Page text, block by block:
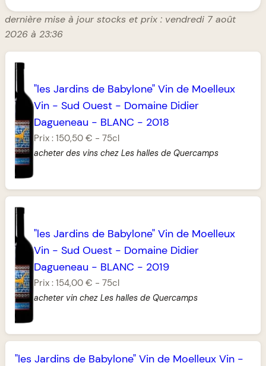
dernière mise à jour stocks et prix : vendredi 7 août
2026 à 23:36
"les Jardins de Babylone" Vin de Moelleux
Vin -Sud Ouest - Domaine Didier
Dagueneau - BLANC - 2018
Prix :150,50 € -75cl
acheter des vins chez Les halles de Quercamps
"les Jardins de Babylone" Vin de Moelleux
Vin -Sud Ouest - Domaine Didier
Dagueneau - BLANC - 2019
Prix :154,00 € -75cl
acheter vin chez Les halles de Quercamps
"les Jardins de Babylone" Vin de Moelleux Vin -